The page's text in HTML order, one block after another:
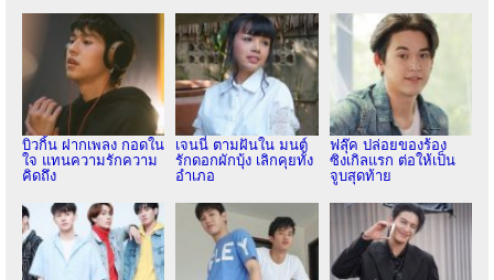
บิวกิ้น ฝากเพลง กอดใน
ใจ แทนความรักความ
คิดถึง
เจนนี่ ตามฝันใน มนต์
รักดอกผักบุ้ง เลิกคุยทั้ง
อำเภอ
ฟลุ๊ค ปล่อยของร้อง
ซิงเกิลแรก ต่อให้เป็น
จูบสุดท้าย